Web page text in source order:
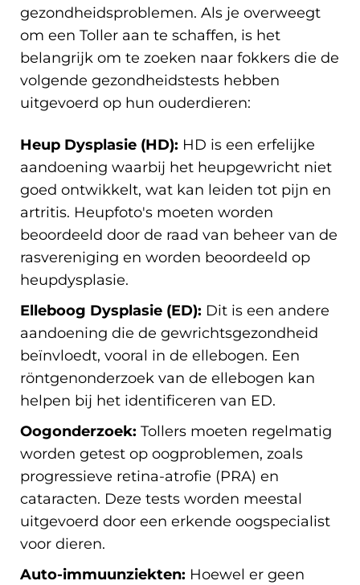
gezondheidsproblemen. Als je overweegt
om een Toller aan te schaffen, is het
belangrijk om te zoeken naar fokkers die de
volgende gezondheidstests hebben
uitgevoerd op hun ouderdieren:
Heup Dysplasie (HD): HD is een erfelijke
aandoening waarbij het heupgewricht niet
goed ontwikkelt, wat kan leiden tot pijn en
artritis. Heupfoto's moeten worden
beoordeeld door de raad van beheer van de
rasvereniging en worden beoordeeld op
heupdysplasie.
Elleboog Dysplasie (ED): Dit is een andere
aandoening die de gewrichtsgezondheid
beïnvloedt, vooral in de ellebogen. Een
röntgenonderzoek van de ellebogen kan
helpen bij het identificeren van ED.
Oogonderzoek: Tollers moeten regelmatig
worden getest op oogproblemen, zoals
progressieve retina-atrofie (PRA) en
cataracten. Deze tests worden meestal
uitgevoerd door een erkende oogspecialist
voor dieren.
Auto-immuunziekten: Hoewel er geen